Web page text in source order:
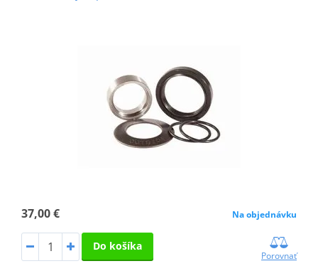
37,00 € Na objednávku
Do košíka
Porovnať